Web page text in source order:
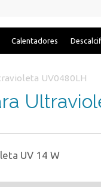
Calentadores
UV0480LH
UV 14 W